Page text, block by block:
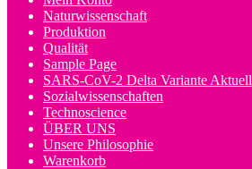
Naturwissenschaft
Produktion
Qualität
Sample Page
SARS-CoV-2 Delta Variante Aktuell
Sozialwissenschaften
Technoscience
ÜBER UNS
Unsere Philosophie
Warenkorb